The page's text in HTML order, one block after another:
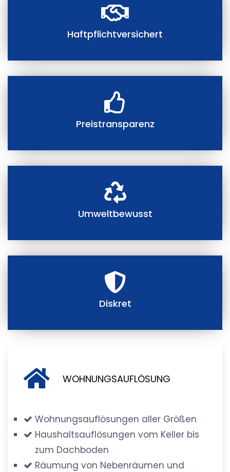
Haftpflichtversichert
Preistransparenz
Umweltbewusst
Diskret
WOHNUNGSAUFLÖSUNG
Wohnungsauflösungen aller Größen
Haushaltsauflösungen vom Keller bis
zum Dachboden
Räumung von Nebenräumen und